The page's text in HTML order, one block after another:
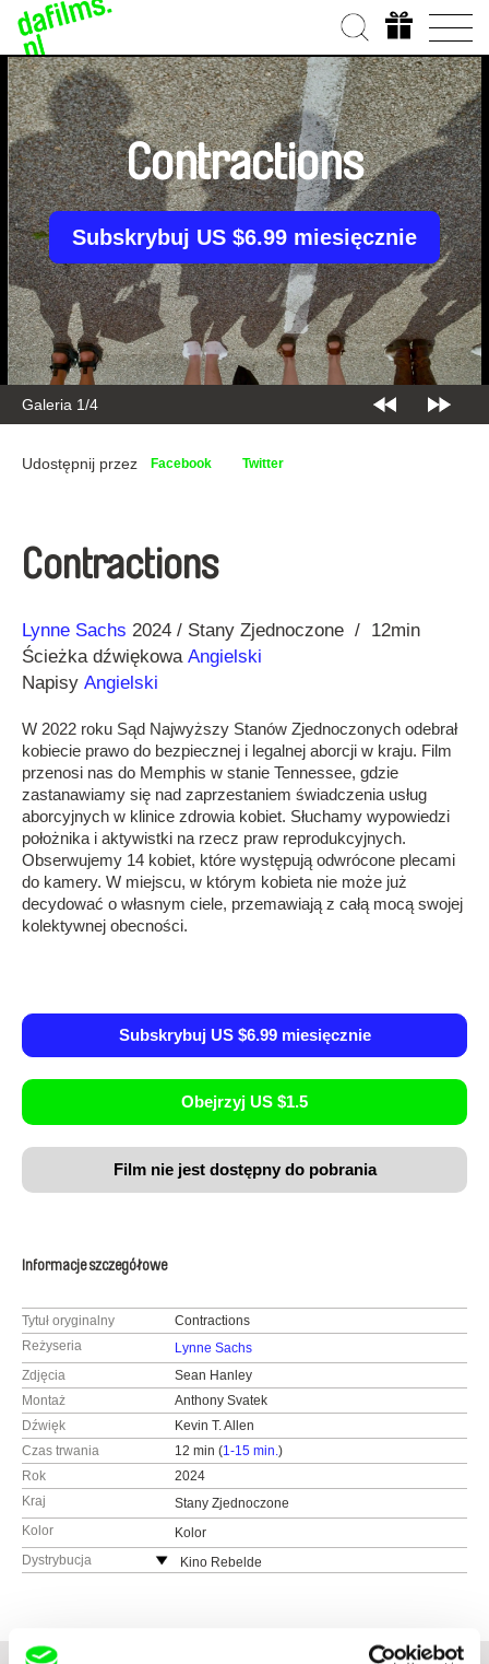
Galeria 2/4
Contractions
Subskrybuj US $6.99 miesięcznie
Udostępnij przez Facebook Twitter
Contractions
Reżyseria
Lynne Sachs
Rok 2024 Stany Zjednoczone
12min
Ścieżka dźwiękowa Angielski
Napisy Angielski
W 2022 roku Sąd Najwyższy Stanów Zjednoczonych odebrał
kobiecie prawo do bezpiecznej i legalnej aborcji w kraju. Film
przenosi nas do Memphis w stanie Tennessee, gdzie
zastanawiamy się nad zaprzestaniem świadczenia usług
aborcyjnych w klinice zdrowia kobiet. Słuchamy wypowiedzi
położnika i aktywistki na rzecz praw reprodukcyjnych.
Obserwujemy 14 kobiet, które występują odwrócone plecami
do kamery. W miejscu, w którym kobieta nie może już
decydować o własnym ciele, przemawiają z całą mocą swojej
kolektywnej obecności.
Subskrybuj US $6.99 miesięcznie
Obejrzyj US $1.5
Film nie jest dostępny do pobrania
Informacje szczegółowe
Tytuł oryginalny
Contractions
Reżyseria
Lynne Sachs
Zdjęcia
Sean Hanley
Montaż
Anthony Svatek
Dźwięk
Kevin T. Allen
Czas trwania
12 min (1-15 min.)
Rok
2024
Kraj
Stany Zjednoczone
Kolor
Kolor
Dystrybucja
Kino Rebelde